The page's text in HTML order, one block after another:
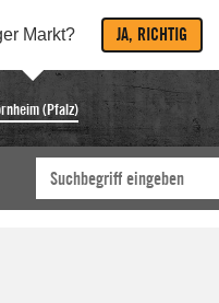
Markt? JA, RICHTIG
(Pfalz)